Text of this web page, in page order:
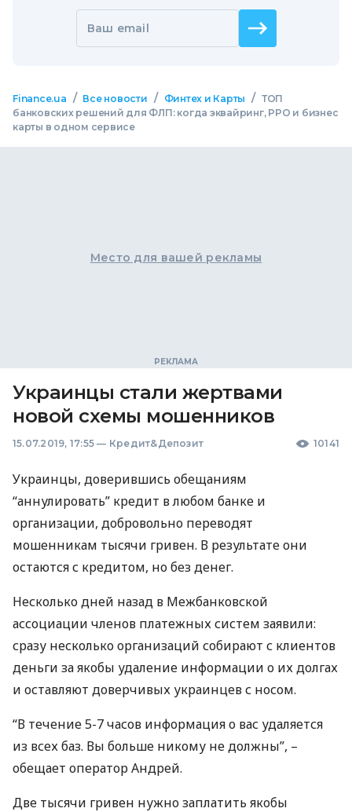
Ваш email
Finance.ua / Все новости / Финтех и Карты / ТОП
банковских решений для ФЛП: когда эквайринг, РРО и бизнес
карты в одном сервисе
Место для вашей рекламы
Украинцы стали жертвами
новой схемы мошенников
15.07.2019, 17:55 — Кредит&Депозит 10141
Украинцы, доверившись обещаниям
“аннулировать” кредит в любом банке и
организации, добровольно переводят
мошенникам тысячи гривен. В результате они
остаются с кредитом, но без денег.
Несколько дней назад в Межбанковской
ассоциации членов платежных систем заявили:
сразу несколько организаций собирают с клиентов
деньги за якобы удаление информации о их долгах
и оставляют доверчивых украинцев с носом.
“В течение 5-7 часов информация о вас удаляется
из всех баз. Вы больше никому не должны”, –
обещает оператор Андрей.
Две тысячи гривен нужно заплатить якобы